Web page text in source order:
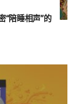
“陪睡相声”的